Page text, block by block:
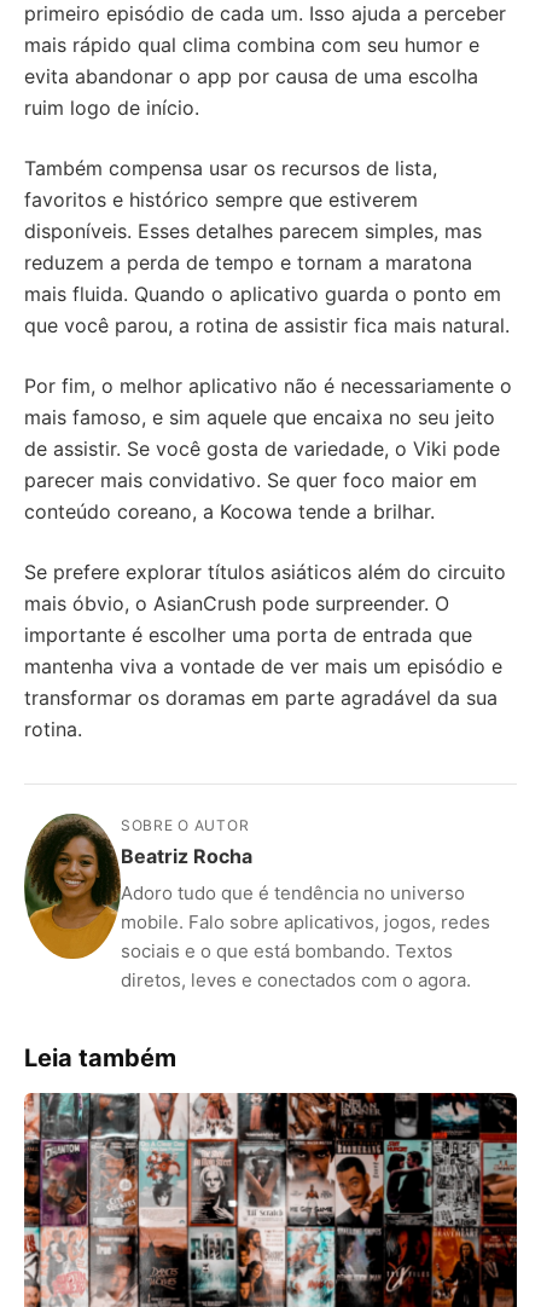
primeiro episódio de cada um. Isso ajuda a perceber
mais rápido qual clima combina com seu humor e
evita abandonar o app por causa de uma escolha
ruim logo de início.
Também compensa usar os recursos de lista,
favoritos e histórico sempre que estiverem
disponíveis. Esses detalhes parecem simples, mas
reduzem a perda de tempo e tornam a maratona
mais fluida. Quando o aplicativo guarda o ponto em
que você parou, a rotina de assistir fica mais natural.
Por fim, o melhor aplicativo não é necessariamente o
mais famoso, e sim aquele que encaixa no seu jeito
de assistir. Se você gosta de variedade, o Viki pode
parecer mais convidativo. Se quer foco maior em
conteúdo coreano, a Kocowa tende a brilhar.
Se prefere explorar títulos asiáticos além do circuito
mais óbvio, o AsianCrush pode surpreender. O
importante é escolher uma porta de entrada que
mantenha viva a vontade de ver mais um episódio e
transformar os doramas em parte agradável da sua
rotina.
SOBRE O AUTOR
Beatriz Rocha
Adoro tudo que é tendência no universo
mobile. Falo sobre aplicativos, jogos, redes
sociais e o que está bombando. Textos
diretos, leves e conectados com o agora.
Leia também